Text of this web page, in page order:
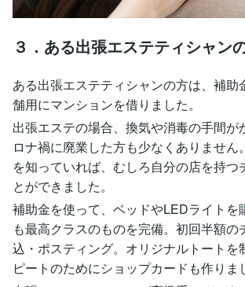
３．ある出張エステティシャン
ある出張エステティシャンの方は、補助
舗用にマンションを借りました。
出張エステの場合、換気や消毒の手間が
ロナ禍に廃業した方も少なくありません
を知っていれば、むしろ自分の店を持つ
とができました。
補助金を使って、ベッドやLEDライトを
も最高クラスのものを完備。初回半額の
込・ポスティング。オリジナルトートを
ピートのためにショップカードも作りま